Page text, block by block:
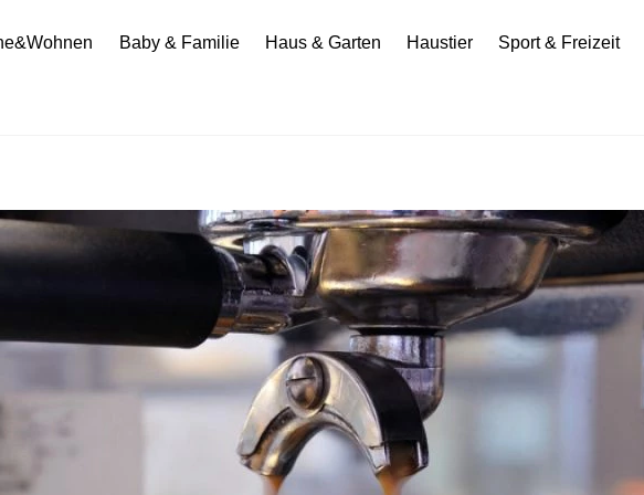
Baby & Familie Haus & Garten Haustier Sport & Freizeit